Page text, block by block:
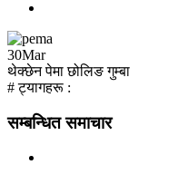
30Mar
थेक्छेन पेमा छोलिङ गुम्बा
# ट्यागहरू :
सम्बन्धित समाचार